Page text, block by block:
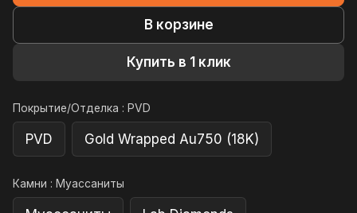
В корзине
Купить в 1 клик
Покрытие/Отделка : PVD
PVD Gold Wrapped Au750 (18K)
Камни : Муассаниты